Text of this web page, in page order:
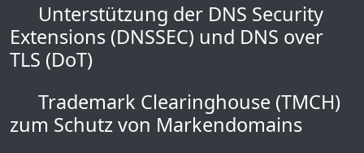
Unterstützung der DNS Security
Extensions (DNSSEC) und DNS over
TLS (DoT)
Trademark Clearinghouse (TMCH)
zum Schutz von Markendomains